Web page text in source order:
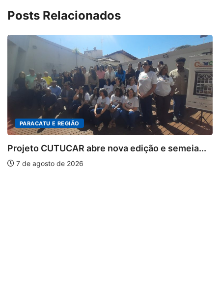
Posts Relacionados
abre nova edição e semeia...
2026